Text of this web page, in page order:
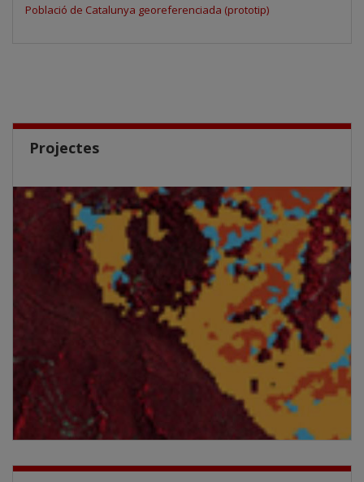
Població de Catalunya georeferenciada (prototip)
Projectes